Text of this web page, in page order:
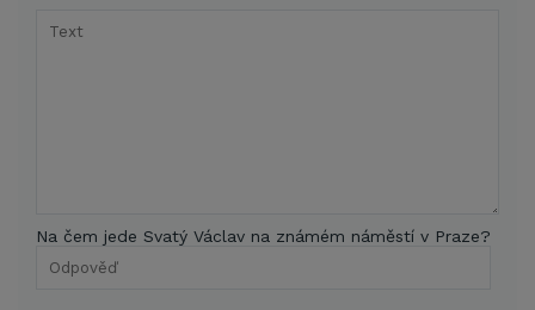
Na čem jede Svatý Václav na známém náměstí v Praze?